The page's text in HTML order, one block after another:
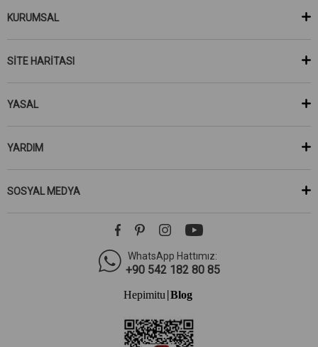
KURUMSAL
SİTE HARİTASI
YASAL
YARDIM
SOSYAL MEDYA
WhatsApp Hattımız:
+90 542 182 80 85
Hepimitu| Blog